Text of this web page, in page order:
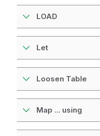
LOAD
Let
Loosen Table
Map ... using